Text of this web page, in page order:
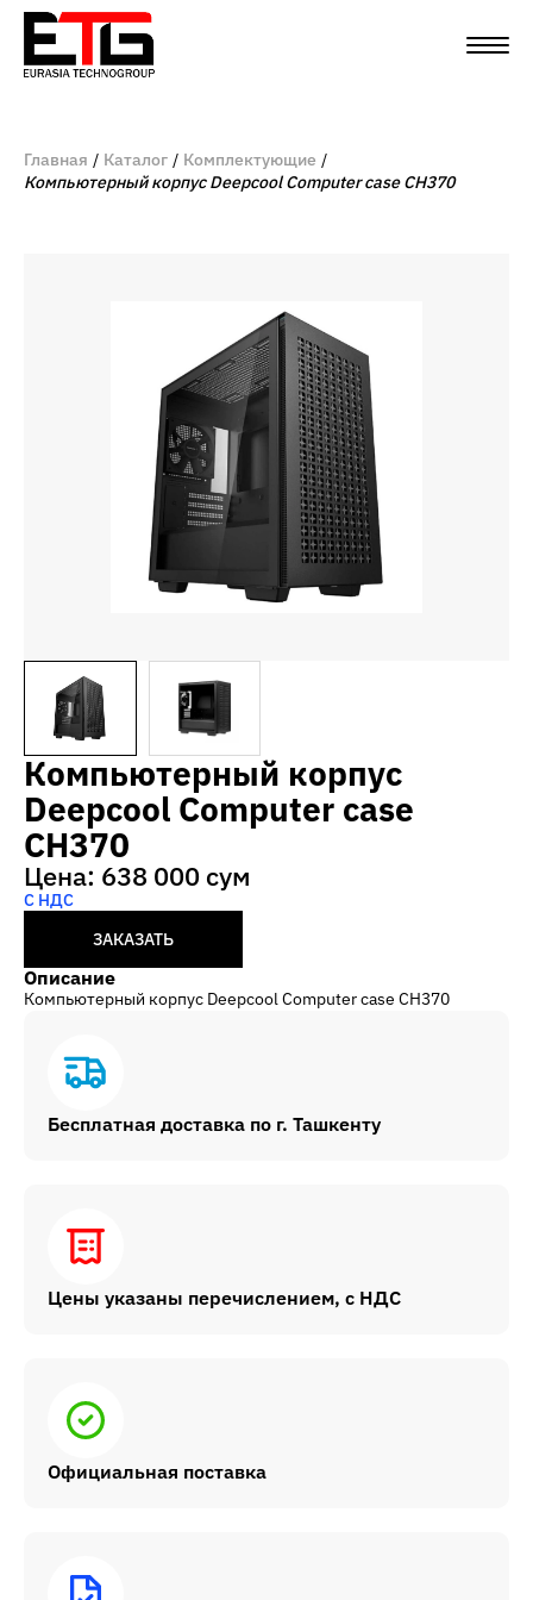
Главная Каталог
Комплектующие
Компьютерный корпус Deepcool Computer case CH370
Компьютерный корпус
Deepcool Computer case
CH370
Цена: 638 000 сум
С НДС
ЗАКАЗАТЬ
Описание
Компьютерный корпус Deepcool Computer case CH370
Бесплатная доставка по г. Ташкенту
Цены указаны перечислением, с НДС
Официальная поставка